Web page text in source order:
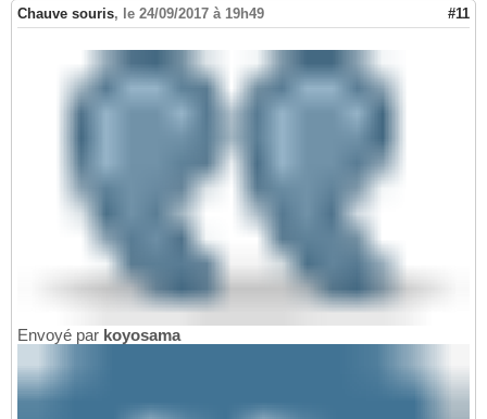
Chauve souris, le 24/09/2017 à 19h49 #11
Envoyé par koyosama